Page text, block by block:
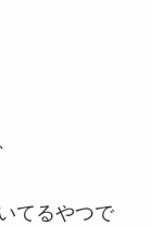
てるやつで